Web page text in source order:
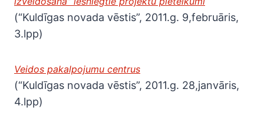
(“Kuldīgas novada vēstis”, 2011.g. 9,februāris,
3.lpp)
Veidos pakalpojumu centrus
(“Kuldīgas novada vēstis”, 2011.g. 28,janvāris,
4.lpp)